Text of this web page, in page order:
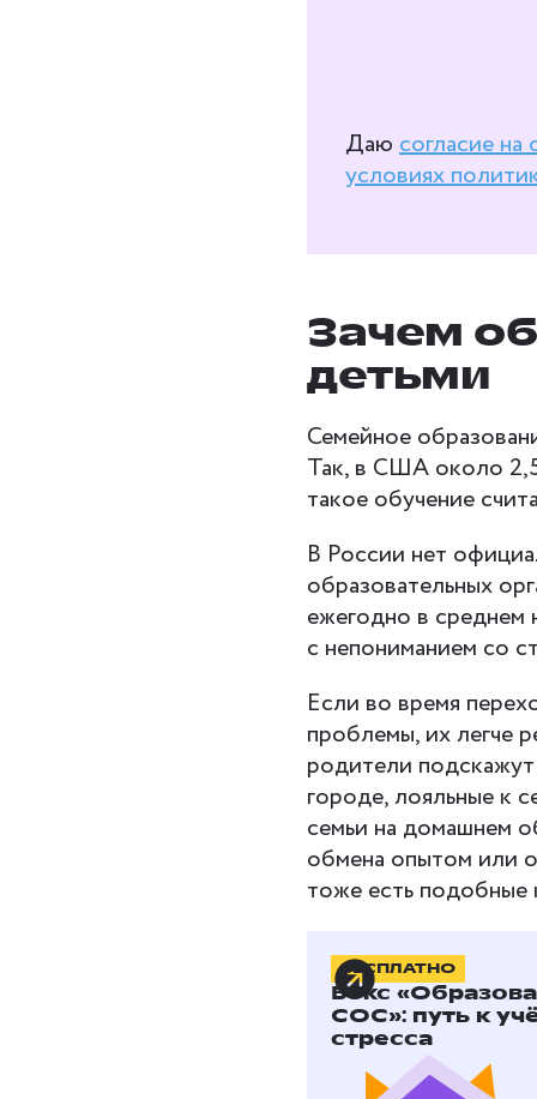
Даю согласие
условиях
Зачем
детьми
Семейное
Так, в США около
такое обучение
В России нет
образовательных
ежегодно в среднем
с непониманием со
Если во время
проблемы, их легче
родители
городе, лояльные к
семьи на домашнем
обмена опытом или
тоже есть
БЕСПЛАТНО
Бокс
СОС»: путь к
стресса
Где